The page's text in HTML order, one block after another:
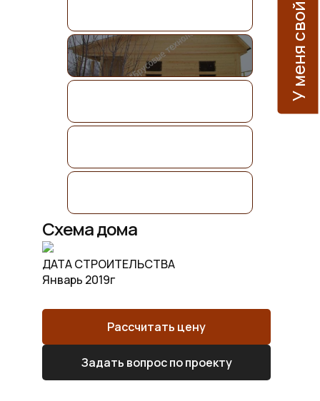
Схема дома
ДАТА СТРОИТЕЛЬСТВА
Январь 2019г
Рассчитать цену
Задать вопрос по проекту